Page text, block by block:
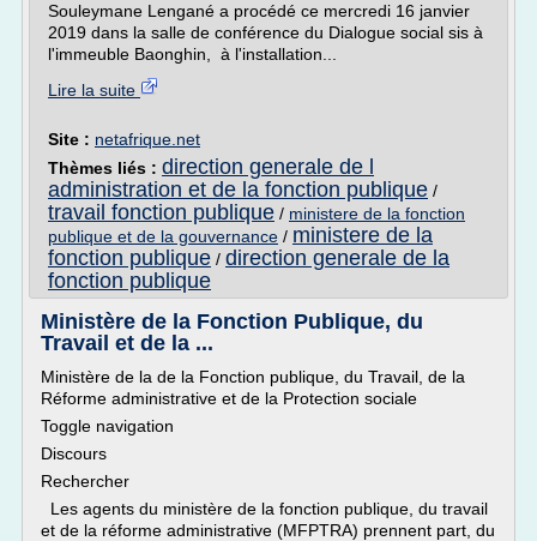
Souleymane Lengané a procédé ce mercredi 16 janvier
2019 dans la salle de conférence du Dialogue social sis à
l'immeuble Baonghin, à l'installation...
Lire la suite
Site : netafrique.net
Thèmes liés : direction generale de l
administration et de la fonction publique /
travail fonction publique / ministere de la fonction
publique et de la gouvernance / ministere de la
fonction publique / direction generale de la
fonction publique
Ministère de la Fonction Publique, du
Travail et de la ...
Ministère de la de la Fonction publique, du Travail, de la
Réforme administrative et de la Protection sociale
Toggle navigation
Discours
Rechercher
Les agents du ministère de la fonction publique, du travail
et de la réforme administrative (MFPTRA) prennent part, du